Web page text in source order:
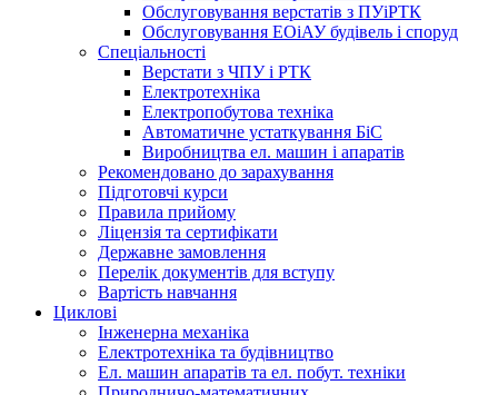
Обслуговування верстатів з ПУіРТК
Обслуговування ЕОіАУ будівель і споруд
Спеціальності
Верстати з ЧПУ і РТК
Електротехніка
Електропобутова техніка
Автоматичне устаткування БіС
Виробництва ел. машин і апаратів
Рекомендовано до зарахування
Підготовчі курси
Правила прийому
Ліцензія та сертифікати
Державне замовлення
Перелік документів для вступу
Вартість навчання
Циклові
Інженерна механіка
Електротехніка та будівництво
Ел. машин апаратів та ел. побут. техніки